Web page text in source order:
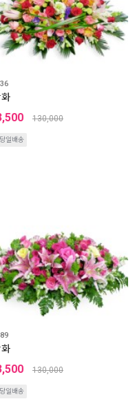
130,000
일배송
130,000
일배송